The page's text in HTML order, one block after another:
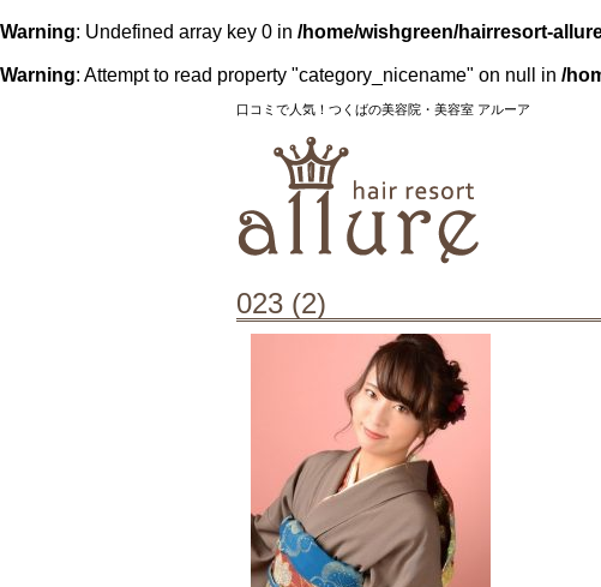
Warning: Undefined array key 0 in /home/wishgreen/hairresort-
Warning: Attempt to read property "category_nicename" on null in /
口コミで人気！つくばの美容院・美容室 アルーア
023 (2)